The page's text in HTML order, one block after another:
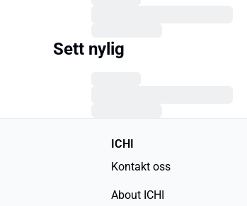
Sett nylig
ICHI
Kontakt oss
About ICHI